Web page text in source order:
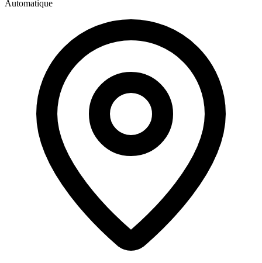
Automatique